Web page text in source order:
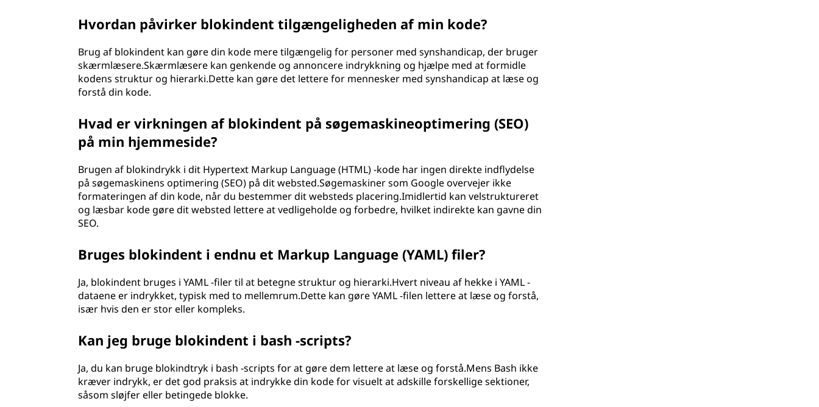
Hvordan påvirker blokindent tilgængeligheden af min kode?
Brug af blokindent kan gøre din kode mere tilgængelig for personer med synshandicap, der bruger
skærmlæsere.Skærmlæsere kan genkende og annoncere indrykkning og hjælpe med at formidle
kodens struktur og hierarki.Dette kan gøre det lettere for mennesker med synshandicap at læse og
forstå din kode.
Hvad er virkningen af blokindent på søgemaskineoptimering (SEO)
på min hjemmeside?
Brugen af blokindrykk i dit Hypertext Markup Language (HTML) -kode har ingen direkte indflydelse
på søgemaskinens optimering (SEO) på dit websted.Søgemaskiner som Google overvejer ikke
formateringen af din kode, når du bestemmer dit websteds placering.Imidlertid kan velstruktureret
og læsbar kode gøre dit websted lettere at vedligeholde og forbedre, hvilket indirekte kan gavne din
SEO.
Bruges blokindent i endnu et Markup Language (YAML) filer?
Ja, blokindent bruges i YAML -filer til at betegne struktur og hierarki.Hvert niveau af hekke i YAML -
dataene er indrykket, typisk med to mellemrum.Dette kan gøre YAML -filen lettere at læse og forstå,
især hvis den er stor eller kompleks.
Kan jeg bruge blokindent i bash -scripts?
Ja, du kan bruge blokindtryk i bash -scripts for at gøre dem lettere at læse og forstå.Mens Bash ikke
kræver indrykk, er det god praksis at indrykke din kode for visuelt at adskille forskellige sektioner,
såsom sløjfer eller betingede blokke.